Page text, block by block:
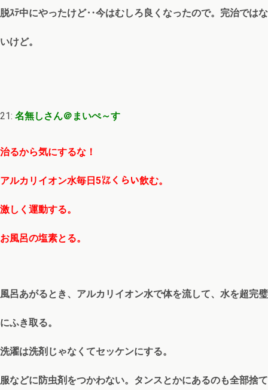
脱ｽﾃ中にやったけど‥今はむしろ良くなったので。完治ではな
いけど。
21: 名無しさん＠まいぺ～す
治るから気にするな！
アルカリイオン水毎日5㍑くらい飲む。
激しく運動する。
お風呂の塩素とる。
風呂あがるとき、アルカリイオン水で体を流して、水を超完璧
にふき取る。
洗濯は洗剤じゃなくてセッケンにする。
服などに防虫剤をつかわない。タンスとかにあるのも全部捨て